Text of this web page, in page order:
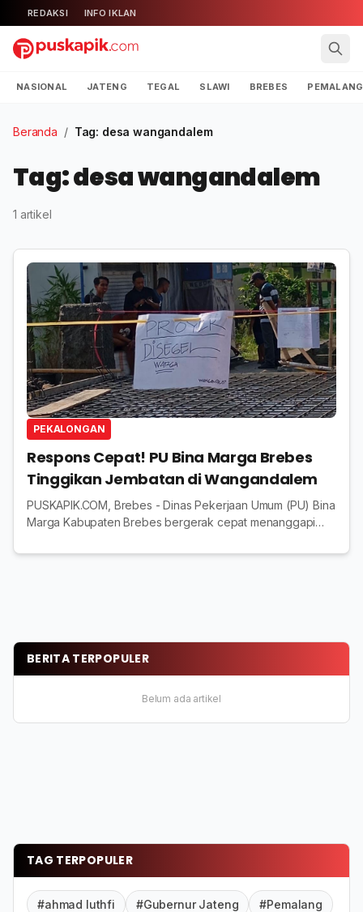
REDAKSI INFO IKLAN
NASIONAL JATENG TEGAL SLAWI BREBES PEMALANG
Beranda / Tag: desa wangandalem
Tag: desa wangandalem
1 artikel
PEKALONGAN
Respons Cepat! PU Bina Marga Brebes
Tinggikan Jembatan di Wangandalem
PUSKAPIK.COM, Brebes - Dinas Pekerjaan Umum (PU) Bina
Marga Kabupaten Brebes bergerak cepat menanggapi
Permintaan warga agar ketinggian jembatan dita...
BERITA TERPOPULER
Belum ada artikel
TAG TERPOPULER
#ahmad luthfi #Gubernur Jateng #Pemalang